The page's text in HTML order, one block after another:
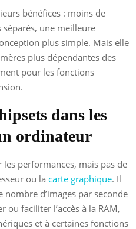
bénéfices : moins de
une meilleure
plus simple. Mais elle
plus dépendantes des
pour les fonctions
dans les
ordinateur
performances, mais pas de
ou la carte graphique. Il
nombre d’images par seconde
faciliter l’accès à la RAM,
et à certaines fonctions